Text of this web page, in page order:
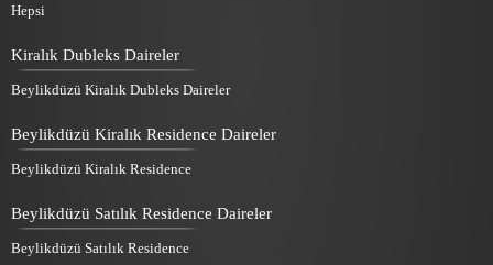
Hepsi
Kiralık Dubleks Daireler
Beylikdüzü Kiralık Dubleks Daireler
Beylikdüzü Kiralık Residence Daireler
Beylikdüzü Kiralık Residence
Beylikdüzü Satılık Residence Daireler
Beylikdüzü Satılık Residence